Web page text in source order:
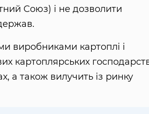
Союз) і не дозволити
виробниками картоплі і
картоплярських
а також вилучить із ринку